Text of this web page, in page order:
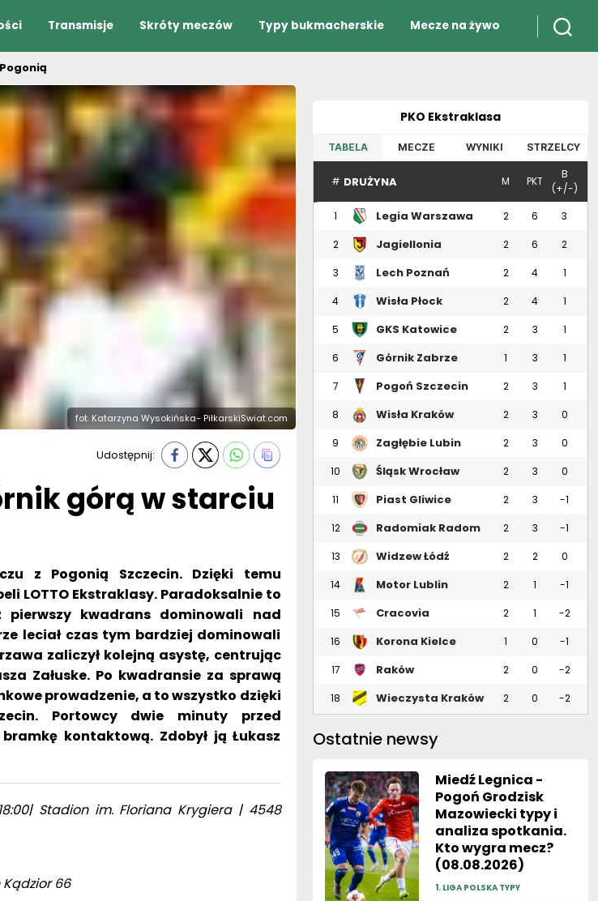
Transmisje Skróty meczów Typy bukmacherskie Mecze na żywo
fot. Katarzyna Wysokińska- PiłkarskiSwiat.com
Udostępnij:
górą w starciu
z Pogonią Szczecin. Dzięki temu
LOTTO Ekstraklasy. Paradoksalnie to
kwadrans dominowali nad
leciał czas tym bardziej dominowali
zaliczył kolejną asystę, centrując
Załuske. Po kwadransie za sprawą
prowadzenie, a to wszystko dzięki
Portowcy dwie minuty przed
kontaktową. Zdobył ją Łukasz
Stadion im. Floriana Krygiera | 4548
Kądzior 66
PKO Ekstraklasa
TABELA MECZE WYNIKI STRZELCY
# DRUŻYNA M PKT
B
(+/-)
1
Legia Warszawa 2 6 3
2
Jagiellonia
2 6 2
3 Lech Poznań 2 4 1
4 Wisła Płock 2 4 1
5 GKS Katowice 2 3 1
6 Górnik Zabrze 1 3 1
7 Pogoń Szczecin 2 3 1
8 Wisła Kraków 2 3 0
9 Zagłębie Lubin 2 3 0
10 Śląsk Wrocław 2 3 0
11 Piast Gliwice 2 3 -1
12 Radomiak Radom 2 3 -1
13 Widzew Łódź 2 2 0
14 Motor Lublin 2 1 -1
15 Cracovia 2 1 -2
16 Korona Kielce 1 0 -1
17
Raków
2 0 -2
18 Wieczysta Kraków 2 0 -2
Ostatnie newsy
Miedź Legnica -
Pogoń Grodzisk
Mazowiecki typy i
analiza spotkania.
Kto wygra mecz?
(08.08.2026)
1. LIGA POLSKA TYPY